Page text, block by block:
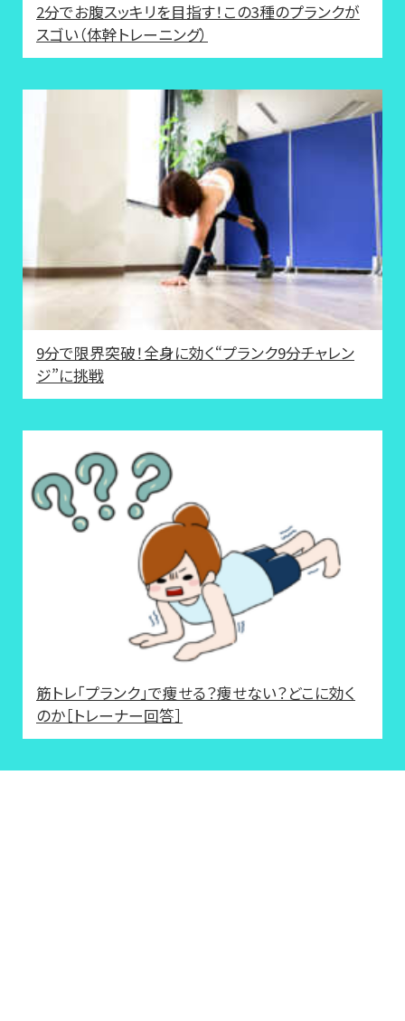
2分でお腹スッキリを目指す！この3種のプランクが
スゴい（体幹トレーニング）
9分で限界突破！全身に効く“プランク9分チャレン
ジ”に挑戦
筋トレ「プランク」で痩せる？痩せない？どこに効く
のか［トレーナー回答］